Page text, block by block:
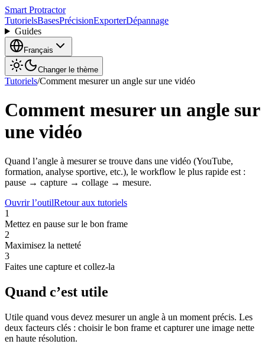
Smart Protractor
TutorielsBasesPrécisionExporterDépannage
Guides
Français
Changer le thème
Tutoriels/Comment mesurer un angle sur une vidéo
Comment mesurer un angle sur
une vidéo
Quand l’angle à mesurer se trouve dans une vidéo (YouTube,
formation, analyse sportive, etc.), le workflow le plus rapide est :
pause → capture → collage → mesure.
Ouvrir l’outilRetour aux tutoriels
1
Mettez en pause sur le bon frame
2
Maximisez la netteté
3
Faites une capture et collez-la
Quand c’est utile
Utile quand vous devez mesurer un angle à un moment précis. Les
deux facteurs clés : choisir le bon frame et capturer une image nette
en haute résolution.